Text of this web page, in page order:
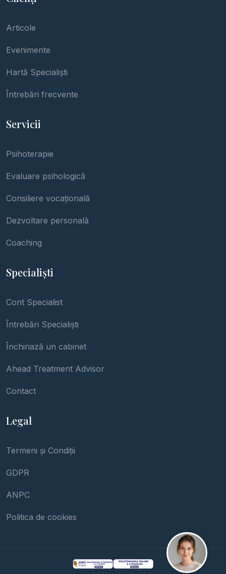
Articole
Evenimente
Hartă Specialiști
Întrebări frecvente
Servicii
Psihoterapie
Evaluare psihologică
Consiliere vocațională
Dezvoltare personală
Coaching
Specialiști
Cont Specialist
Întrebări Specialiști
Închiriază un cabinet
Ahead Treatment Advisor
Contact
Legal
Termeni și Condiții
GDPR
ANPC
Politica de cookies